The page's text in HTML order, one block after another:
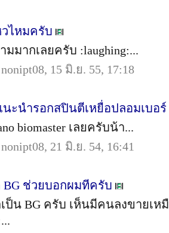
ไหมครับ
มมากเลยครับ :laughing:...
15 มิ.ย. 55, 17:18
ะนำรอกสปินตีเหยื่อปลอมเบอร์
biomaster เลยครับน้า...
21 มิ.ย. 54, 16:41
BG ช่วยบอกผมทีครับ
ป็น BG ครับ เห็นมีคนลงขายเห